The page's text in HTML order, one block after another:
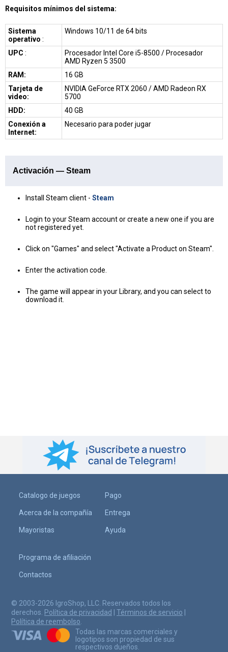
Requisitos mínimos del sistema:
Sistema
operativo :
Windows 10/11 de 64 bits
UPC :
Procesador Intel Core i5-8500 / Procesador
AMD Ryzen 5 3500
RAM:
16 GB
Tarjeta de
video:
NVIDIA GeForce RTX 2060 / AMD Radeon RX
5700
HDD:
40 GB
Conexión a
Internet:
Necesario para poder jugar
Activación — Steam
Install Steam client - Steam
Login to your Steam account or create a new one if you are
not registered yet.
Click on "Games" and select "Activate a Product on Steam".
Enter the activation code.
The game will appear in your Library, and you can select to
download it.
Catalogo de juegos
Acerca de la compañía
Mayoristas
Pago
Entrega
Ayuda
Programa de afiliación
Contactos
© 2003-2026 IgroShop, LLC. Reservados todos los
derechos. Política de privacidad Términos de servicio
Política de reembolso
Todas las marcas comerciales y
logotipos son propiedad de sus
respectivos dueños.